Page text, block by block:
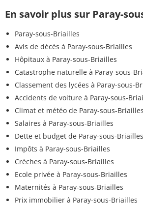
En savoir plus sur Paray-
Paray-sous-Briailles
Avis de décès à Paray-sous-Briailles
Hôpitaux à Paray-sous-Briailles
Catastrophe naturelle à Paray-sous-
Classement des lycées à Paray-sous-
Accidents de voiture à Paray-sous-
Climat et météo de Paray-sous-Briailles
Salaires à Paray-sous-Briailles
Dette et budget de Paray-sous-Briailles
Impôts à Paray-sous-Briailles
Crèches à Paray-sous-Briailles
Ecole privée à Paray-sous-Briailles
Maternités à Paray-sous-Briailles
Prix immobilier à Paray-sous-Briailles